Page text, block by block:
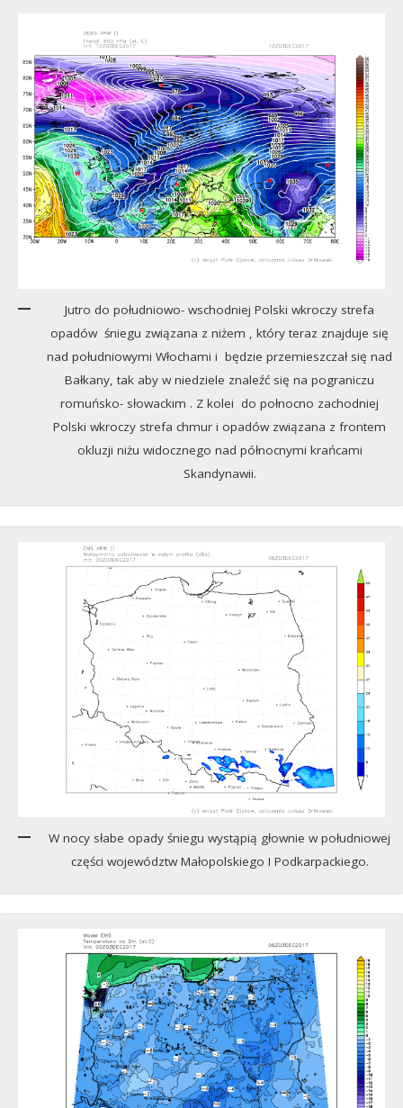
Jutro do południowo- wschodniej Polski wkroczy strefa
opadów śniegu związana z niżem , który teraz znajduje się
nad południowymi Włochami i będzie przemieszczał się nad
Bałkany, tak aby w niedziele znaleźć się na pograniczu
romuńsko- słowackim . Z kolei do połnocno zachodniej
Polski wkroczy strefa chmur i opadów związana z frontem
okluzji niżu widocznego nad północnymi krańcami
Skandynawii.
W nocy słabe opady śniegu wystąpią głownie w południowej
części województw Małopolskiego I Podkarpackiego.